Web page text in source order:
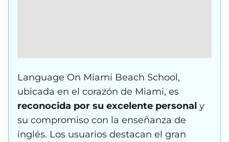
Language On Miami Beach School,
ubicada en el corazón de Miami, es
reconocida por su excelente personal y
su compromiso con la enseñanza de
inglés. Los usuarios destacan el gran